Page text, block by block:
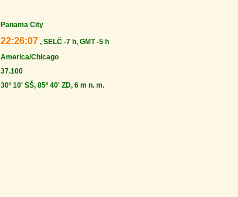
Panama City
22:26:07 , SELČ -7 h, GMT -5 h
America/Chicago
37.100
30º 10' SŠ, 85º 40' ZD, 6 m n. m.